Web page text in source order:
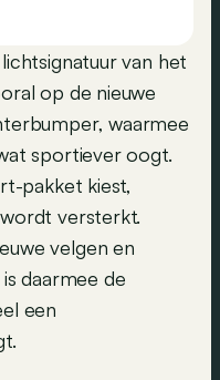
van het
op de nieuwe
waarmee
sportiever oogt.
pakket kiest,
versterkt.
velgen en
daarmee de
een